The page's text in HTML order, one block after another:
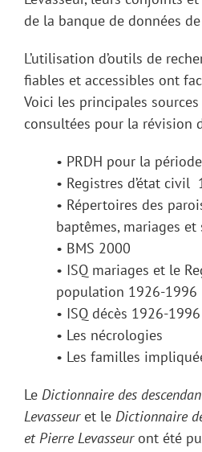
de la banque de données
L’utilisation d’outils de
fiables et accessibles ont
Voici les principales
consultées pour la révision
• PRDH pour la
• Registres d’état civil
• Répertoires des
baptêmes, mariages et
• BMS 2000
• ISQ mariages et le
population 1926-1996
• ISQ décès 1926-1996
• Les nécrologies
• Les familles
Le Dictionnaire des
Levasseuret le Dictionnaire
et Pierre Levasseuront été